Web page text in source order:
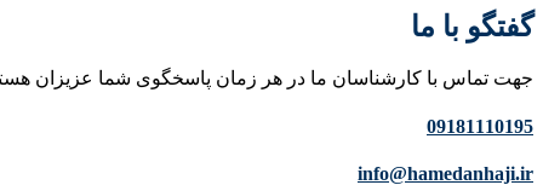
گفتگو با ما
جهت تماس با کارشناسان ما در هر زمان پاسخگوی شما عزیزان
09181110195
info@hamedanhaji.ir